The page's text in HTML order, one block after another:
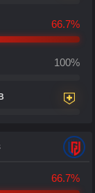
66.7%
100%
66.7%